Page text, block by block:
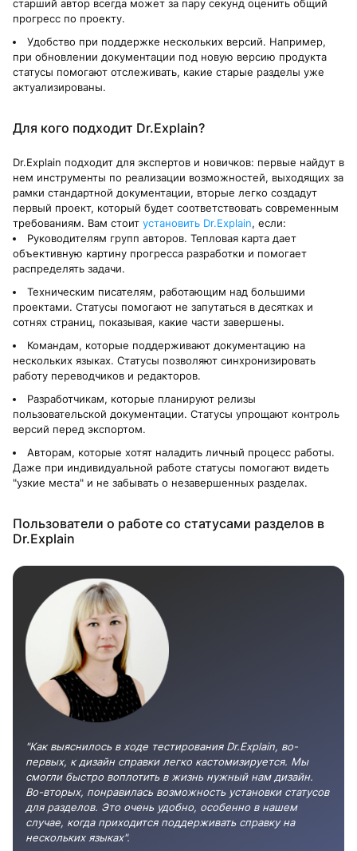
старший автор всегда может за пару секунд оценить общий
прогресс по проекту.
Удобство при поддержке нескольких версий. Например,
при обновлении документации под новую версию продукта
статусы помогают отслеживать, какие старые разделы уже
актуализированы.
Для кого подходит Dr.Explain?
Dr.Explain подходит для экспертов и новичков: первые найдут в
нем инструменты по реализации возможностей, выходящих за
рамки стандартной документации, вторые легко создадут
первый проект, который будет соответствовать современным
требованиям. Вам стоит установить Dr.Explain, если:
Руководителям групп авторов. Тепловая карта дает
объективную картину прогресса разработки и помогает
распределять задачи.
Техническим писателям, работающим над большими
проектами. Статусы помогают не запутаться в десятках и
сотнях страниц, показывая, какие части завершены.
Командам, которые поддерживают документацию на
нескольких языках. Статусы позволяют синхронизировать
работу переводчиков и редакторов.
Разработчикам, которые планируют релизы
пользовательской документации. Статусы упрощают контроль
версий перед экспортом.
Авторам, которые хотят наладить личный процесс работы.
Даже при индивидуальной работе статусы помогают видеть
"узкие места" и не забывать о незавершенных разделах.
Пользователи о работе со статусами разделов в
Dr.Explain
"Как выяснилось в ходе тестирования Dr.Explain, во-
первых, к дизайн справки легко кастомизируется. Мы
смогли быстро воплотить в жизнь нужный нам дизайн.
Во-вторых, понравилась возможность установки статусов
для разделов. Это очень удобно, особенно в нашем
случае, когда приходится поддерживать справку на
нескольких языках".